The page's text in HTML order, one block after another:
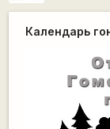
Календарь